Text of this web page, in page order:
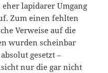
lapidarer Umgang
Zum einen fehlten
Verweise auf die
wurden scheinbar
gesetzt –
nur die gar nicht